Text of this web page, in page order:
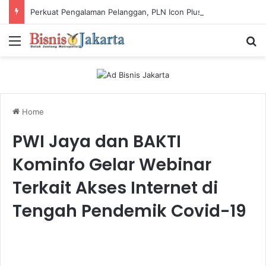
Menu
Home
PWI Jaya dan BAKTI
Kominfo Gelar Webinar
Terkait Akses Internet di
Tengah Pendemik Covid-19